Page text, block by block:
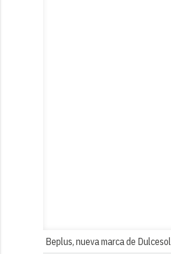
Beplus, nueva marca de Dulcesol